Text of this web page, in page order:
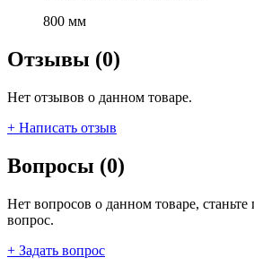
800 мм
Отзывы (0)
Нет отзывов о данном товаре.
+ Написать отзыв
Вопросы (0)
Нет вопросов о данном товаре,
вопрос.
+ Задать вопрос